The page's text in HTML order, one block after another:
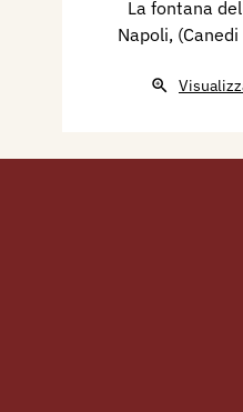
La fontana
Napoli, (Canedi